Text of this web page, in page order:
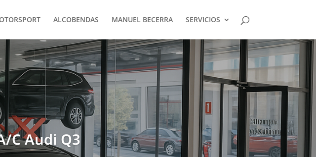
ALCOBENDAS MANUEL BECERRA SERVICIOS
C Audi Q3